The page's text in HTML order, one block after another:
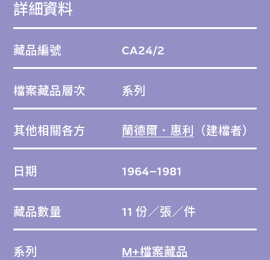
詳細資料
藏品編號 CA24/2
檔案藏品層次 系列
其他相關各方 蘭德爾．惠利 （建檔者）
日期 1964–1981
藏品數量 11 份／張／件
系列 M+檔案藏品